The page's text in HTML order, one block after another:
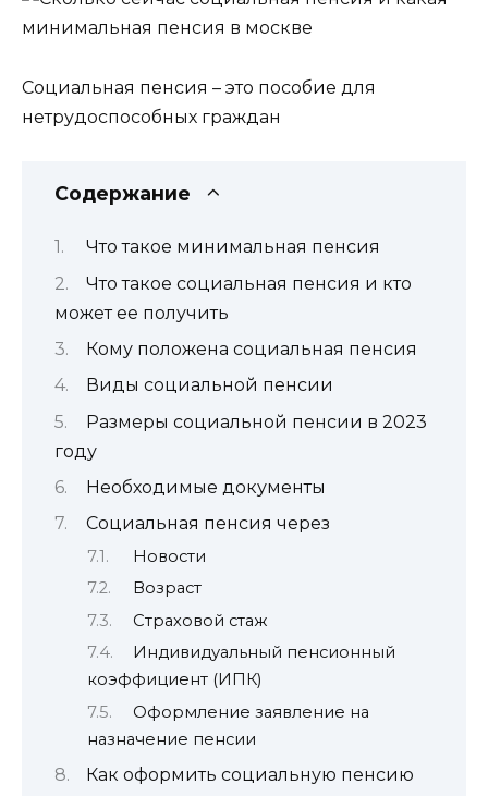
Социальная пенсия – это пособие для
нетрудоспособных граждан
Содержание
Что такое минимальная пенсия
Что такое социальная пенсия и кто
может ее получить
Кому положена социальная пенсия
Виды социальной пенсии
Размеры социальной пенсии в 2023
году
Необходимые документы
Социальная пенсия через
Новости
Возраст
Страховой стаж
Индивидуальный пенсионный
коэффициент (ИПК)
Оформление заявление на
назначение пенсии
Как оформить социальную пенсию